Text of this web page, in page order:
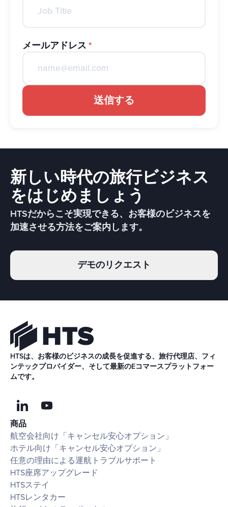
メールアドレス *
送信する
新しい時代の旅行ビジネス
をはじめましょう
HTSだからこそ実現できる、お客様のビジネスを
加速させる方法をご案内します。
デモのリクエスト
HTSは、お客様のビジネスの成長を促進する、旅行代理店、フィ
ンテックプロバイダー、そして最新のEコマースプラットフォー
ムです。
商品
航空会社向け「キャンセル安心オプション」
ホテル向け「キャンセル安心オプション」
任意の理由による運航トラブルサポート
HTS座席アップグレード
HTSステイ
HTSレンタカー